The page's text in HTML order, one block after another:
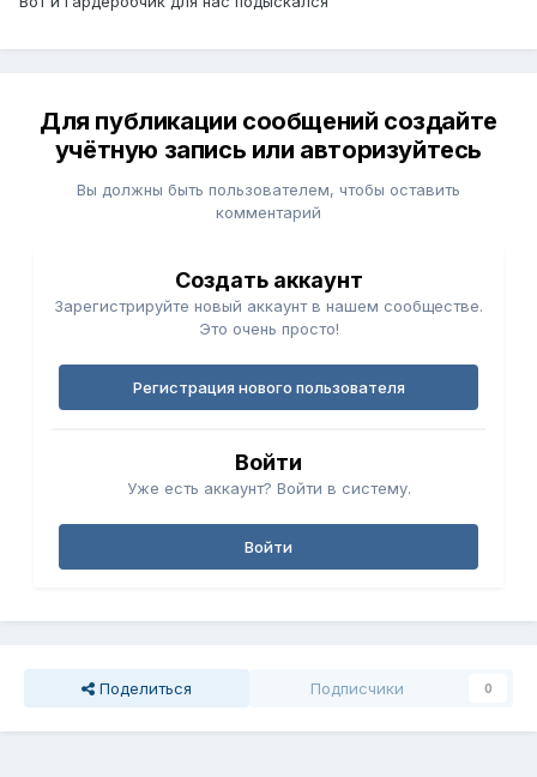
Для публикации сообщений создайте
учётную запись или авторизуйтесь
Вы должны быть пользователем, чтобы оставить
комментарий
Создать аккаунт
Зарегистрируйте новый аккаунт в нашем сообществе.
Это очень просто!
Регистрация нового пользователя
Войти
Уже есть аккаунт? Войти в систему.
Войти
Поделиться Подписчики 0